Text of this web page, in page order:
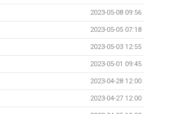
2023-05-08 09:56
2023-05-05 07:18
2023-05-03 12:55
2023-05-01 09:45
2023-04-28 12:00
2023-04-27 12:00